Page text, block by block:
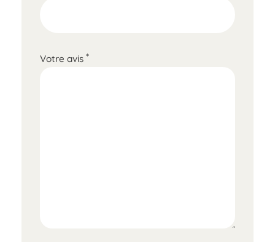
Votre avis *